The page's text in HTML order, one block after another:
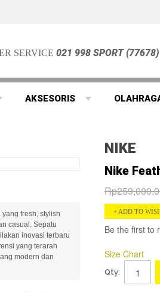
SERVICE021 998 SPORT (77678)
AKSESORIS
fresh, stylish
casual. Sepatu
inovasi terbaru
yang terarah
modern dan
NIKE
Nike
ADD TO
Be the first to
Size Chart
Qty: